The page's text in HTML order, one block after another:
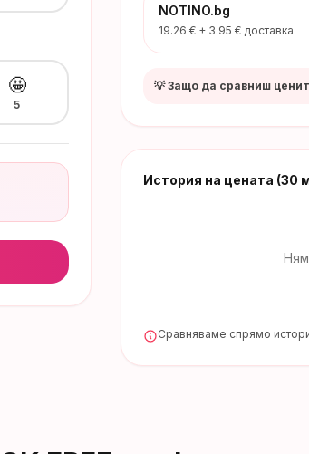
NOTINO.bg
19.26 € + 3.95 € доставка
💡 Защо да сравниш
История на цената (30
Сравняваме спрямо
🤩
5